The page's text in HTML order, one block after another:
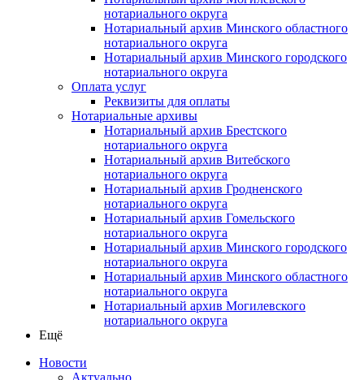
нотариального округа
Нотариальный архив Минского областного
нотариального округа
Нотариальный архив Минского городского
нотариального округа
Оплата услуг
Реквизиты для оплаты
Нотариальные архивы
Нотариальный архив Брестского
нотариального округа
Нотариальный архив Витебского
нотариального округа
Нотариальный архив Гродненского
нотариального округа
Нотариальный архив Гомельского
нотариального округа
Нотариальный архив Минского городского
нотариального округа
Нотариальный архив Минского областного
нотариального округа
Нотариальный архив Могилевского
нотариального округа
Ещё
Новости
Актуально